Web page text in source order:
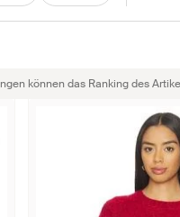
können das Ranking des